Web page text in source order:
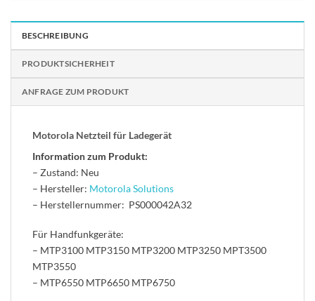
BESCHREIBUNG
PRODUKTSICHERHEIT
ANFRAGE ZUM PRODUKT
Motorola Netzteil für Ladegerät
Information zum Produkt:
– Zustand: Neu
– Hersteller: Motorola Solutions
– Herstellernummer: PS000042A32
Für Handfunkgeräte:
– MTP3100 MTP3150 MTP3200 MTP3250 MPT3500
MTP3550
– MTP6550 MTP6650 MTP6750